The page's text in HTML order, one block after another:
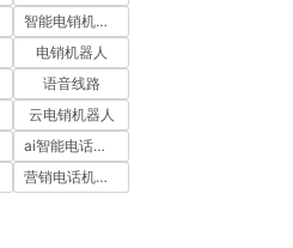
智能电销机器人
电销机器人
语音线路
云电销机器人
ai智能电话机器人
营销电话机器人